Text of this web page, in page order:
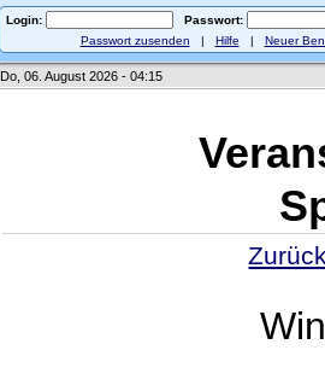
Login:
Passwort:
Passwort zusenden | Hilfe | Neuer
Do, 06. August 2026 - 04:15